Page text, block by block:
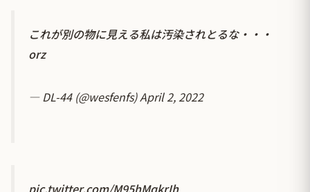
これが別の物に見える私は汚染されとるな・・・
orz
— DL-44 (@wesfenfs)April 2, 2022
pic.twitter.com/M95hMqkrIh